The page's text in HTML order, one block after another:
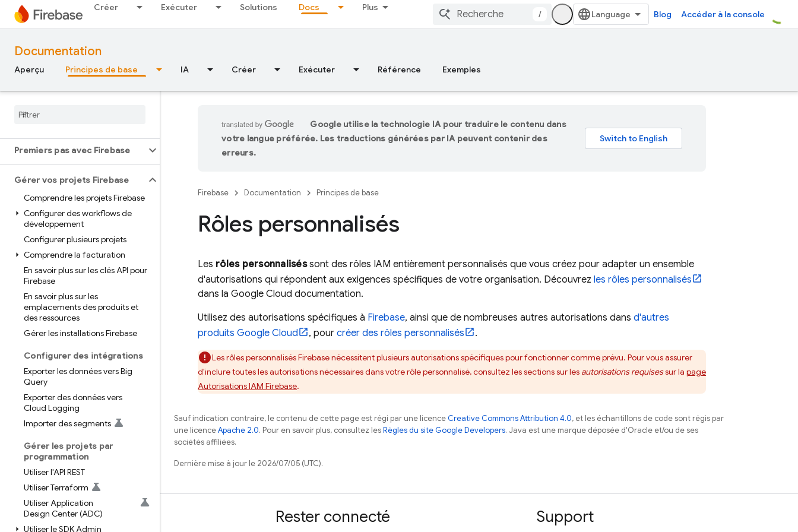
Créer Exécuter Solutions Docs Plus
/ Blog Accéder à la console
Documentation
Aperçu Principes de base IA Créer Exécuter Référence Exemples
Principes de base
Premiers pas avec Firebase
Gérer vos projets Firebase
Comprendre les projets Firebase
Configurer des workflows de
développement
Configurer plusieurs projets
Comprendre la facturation
En savoir plus sur les clés API pour
Firebase
En savoir plus sur les
emplacements des produits et
des ressources
Gérer les installations Firebase
Configurer des intégrations
Exporter les données vers Big
Query
Exporter des données vers
Cloud Logging
Importer des segments
Gérer les projets par
programmation
Utiliser l'API REST
Utiliser Terraform
Utiliser Application
Design Center (ADC)
Utiliser le SDK Admin
Google utilise la technologie IA pour traduire le contenu dans
votre langue préférée. Les traductions générées par IA peuvent contenir des
erreurs.
Firebase Documentation Principes de base
Rôles personnalisés
Les rôles personnaliséssont des rôles IAM entièrement personnalisés que vous créez pour adapter un ensemble
d'autorisations qui répondent aux exigences spécifiques de votre organisation. Découvrez les rôles personnalisés
dans la Google Cloud documentation.
Utilisez des autorisations spécifiques à Firebase, ainsi que de nombreuses autres autorisations dans d'autres
produits Google Cloud , pour créer des rôles personnalisés .
Les rôles personnalisés Firebase nécessitent plusieurs autorisations spécifiques pour fonctionner comme prévu. Pour vous assurer
d'inclure toutes les autorisations nécessaires dans votre rôle personnalisé, consultez les sections sur les autorisations requisessur la page
Autorisations IAM Firebase.
Sauf indication contraire, le contenu de cette page est régi par une licenceCreative Commons Attribution 4.0, et les échantillons de code sont régis par
une licenceApache 2.0. Pour en savoir plus, consultez lesRègles du site Google Developers. Java est une marque déposée d'Oracle et/ou de ses
sociétés affiliées.
Dernière mise à jour le 2026/07/05 (UTC).
Apprendre Rester connecté Support